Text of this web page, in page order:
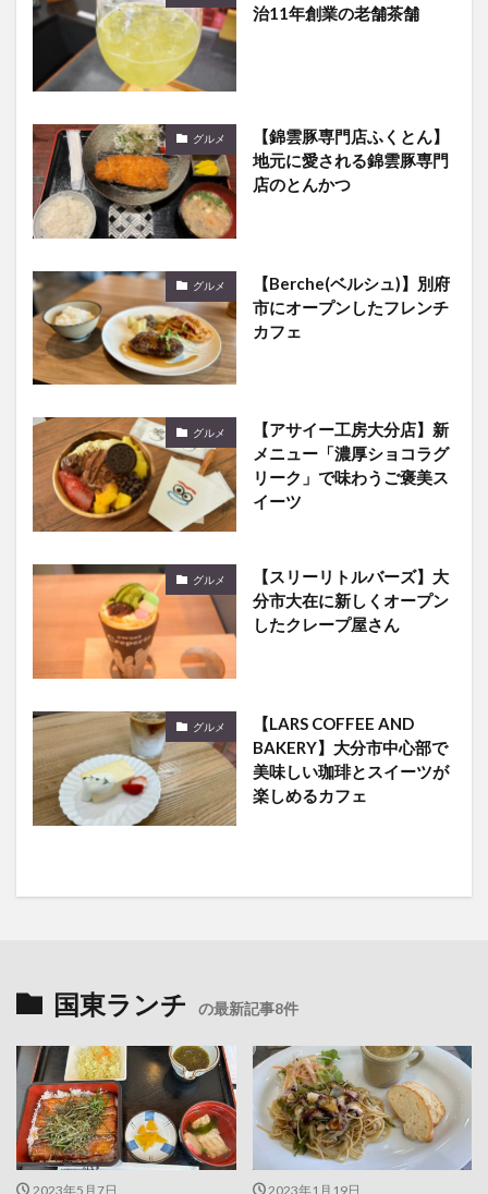
治11年創業の老舗茶舗
グルメ
【錦雲豚専門店ふくとん】
地元に愛される錦雲豚専門
店のとんかつ
グルメ
【Berche(ベルシュ)】別府
市にオープンしたフレンチ
カフェ
グルメ
【アサイー工房大分店】新
メニュー「濃厚ショコラグ
リーク」で味わうご褒美ス
イーツ
グルメ
【スリーリトルバーズ】大
分市大在に新しくオープン
したクレープ屋さん
グルメ
【LARS COFFEE AND
BAKERY】大分市中心部で
美味しい珈琲とスイーツが
楽しめるカフェ
国東ランチ の最新記事8件
2023年5月7日 2023年1月19日